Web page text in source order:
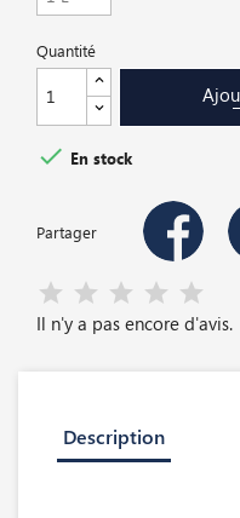
Quantité
 En stock
Partager
Il n'y a pas encore d'avis.
Description